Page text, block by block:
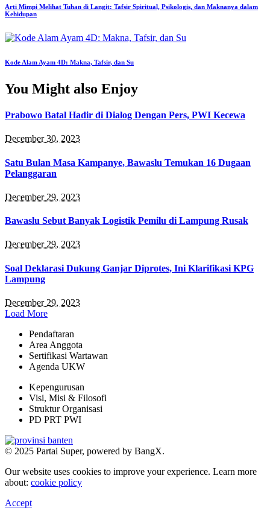
Arti Mimpi Melihat Tuhan di Langit: Tafsir Spiritual, Psikologis, dan Maknanya dalam
Kehidupan
Kode Alam Ayam 4D: Makna, Tafsir, dan Su
You Might also Enjoy
Prabowo Batal Hadir di Dialog Dengan Pers, PWI Kecewa
December 30, 2023
Satu Bulan Masa Kampanye, Bawaslu Temukan 16 Dugaan
Pelanggaran
December 29, 2023
Bawaslu Sebut Banyak Logistik Pemilu di Lampung Rusak
December 29, 2023
Soal Deklarasi Dukung Ganjar Diprotes, Ini Klarifikasi KPG
Lampung
December 29, 2023
Load More
Pendaftaran
Area Anggota
Sertifikasi Wartawan
Agenda UKW
Kepengurusan
Visi, Misi & Filosofi
Struktur Organisasi
PD PRT PWI
© 2025 Partai Super, powered by BangX.
Our website uses cookies to improve your experience. Learn more
about: cookie policy
Accept